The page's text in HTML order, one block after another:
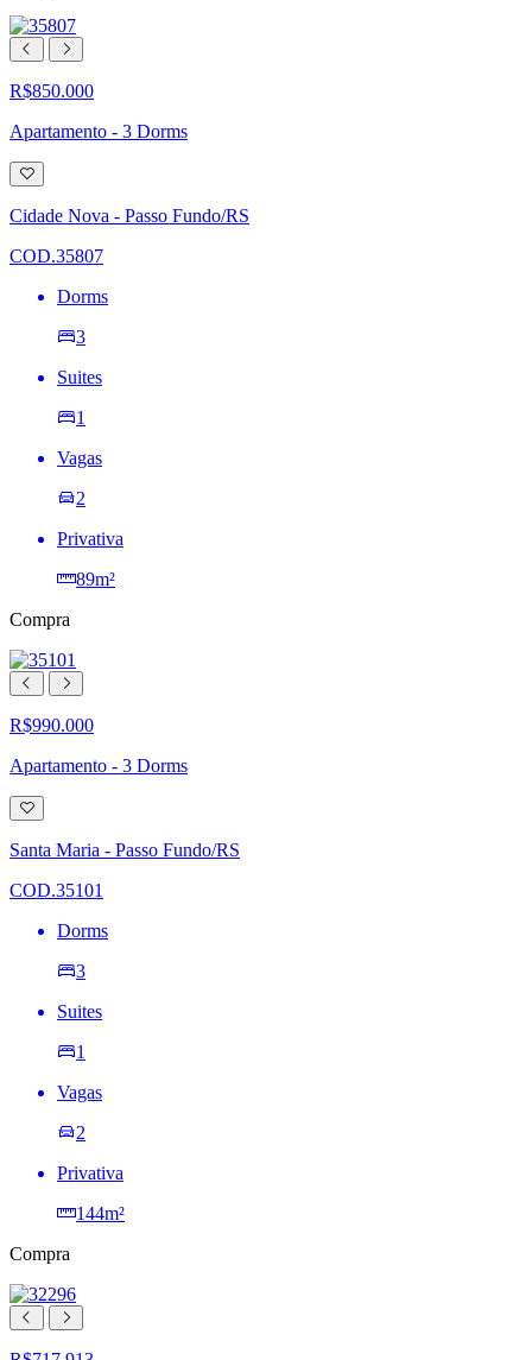
R$850.000
Apartamento - 3 Dorms
Adicionar
à
lista
de
Cidade Nova - Passo Fundo/RS
COD.35807
Dorms
3
Suites
1
Vagas
2
Privativa
89m²
Compra
R$990.000
Apartamento - 3 Dorms
Adicionar
à
lista
de
Santa Maria - Passo Fundo/RS
COD.35101
Dorms
3
Suites
1
Vagas
2
Privativa
144m²
Compra